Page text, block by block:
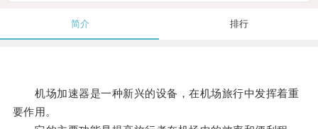
简介 排行
机场加速器是一种新兴的设备，在机场旅行中发挥着重
要作用。